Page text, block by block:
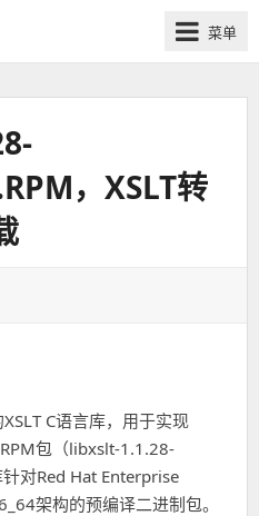
菜单
，XSLT转
C语言库，用于实现
包（libxslt-1.1.28-
对Red Hat Enterprise
架构的预编译二进制包。